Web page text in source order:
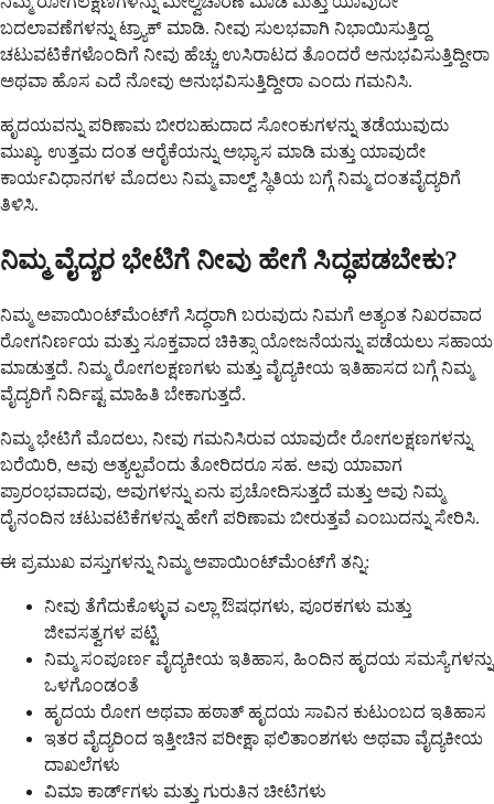
ಬದಲಾವಣೆಗಳನ್ನು ಟ್ರ್ಯಾಕ್ ಮಾಡಿ. ನೀವು ಸುಲಭವಾಗಿ ನಿಭಾಯಿಸುತ್ತಿದ್ದ
ಚಟುವಟಿಕೆಗಳೊಂದಿಗೆ ನೀವು ಹೆಚ್ಚು ಉಸಿರಾಟದ ತೊಂದರೆ ಅನುಭವಿಸುತ್ತಿದ್ದೀರಾ
ಅಥವಾ ಹೊಸ ಎದೆ ನೋವು ಅನುಭವಿಸುತ್ತಿದ್ದೀರಾ ಎಂದು ಗಮನಿಸಿ.
ಹೃದಯವನ್ನು ಪರಿಣಾಮ ಬೀರಬಹುದಾದ ಸೋಂಕುಗಳನ್ನು ತಡೆಯುವುದು
ಮುಖ್ಯ. ಉತ್ತಮ ದಂತ ಆರೈಕೆಯನ್ನು ಅಭ್ಯಾಸ ಮಾಡಿ ಮತ್ತು ಯಾವುದೇ
ಕಾರ್ಯವಿಧಾನಗಳ ಮೊದಲು ನಿಮ್ಮ ವಾಲ್ವ್ ಸ್ಥಿತಿಯ ಬಗ್ಗೆ ನಿಮ್ಮ ದಂತವೈದ್ಯರಿಗೆ
ತಿಳಿಸಿ.
ನಿಮ್ಮ ವೈದ್ಯರ ಭೇಟಿಗೆ ನೀವು ಹೇಗೆ ಸಿದ್ಧಪಡಬೇಕು?
ನಿಮ್ಮ ಅಪಾಯಿಂಟ್‌ಮೆಂಟ್‌ಗೆ ಸಿದ್ಧರಾಗಿ ಬರುವುದು ನಿಮಗೆ ಅತ್ಯಂತ ನಿಖರವಾದ
ರೋಗನಿರ್ಣಯ ಮತ್ತು ಸೂಕ್ತವಾದ ಚಿಕಿತ್ಸಾ ಯೋಜನೆಯನ್ನು ಪಡೆಯಲು ಸಹಾಯ
ಮಾಡುತ್ತದೆ. ನಿಮ್ಮ ರೋಗಲಕ್ಷಣಗಳು ಮತ್ತು ವೈದ್ಯಕೀಯ ಇತಿಹಾಸದ ಬಗ್ಗೆ ನಿಮ್ಮ
ವೈದ್ಯರಿಗೆ ನಿರ್ದಿಷ್ಟ ಮಾಹಿತಿ ಬೇಕಾಗುತ್ತದೆ.
ನಿಮ್ಮ ಭೇಟಿಗೆ ಮೊದಲು, ನೀವು ಗಮನಿಸಿರುವ ಯಾವುದೇ ರೋಗಲಕ್ಷಣಗಳನ್ನು
ಬರೆಯಿರಿ, ಅವು ಅತ್ಯಲ್ಪವೆಂದು ತೋರಿದರೂ ಸಹ. ಅವು ಯಾವಾಗ
ಪ್ರಾರಂಭವಾದವು, ಅವುಗಳನ್ನು ಏನು ಪ್ರಚೋದಿಸುತ್ತದೆ ಮತ್ತು ಅವು ನಿಮ್ಮ
ದೈನಂದಿನ ಚಟುವಟಿಕೆಗಳನ್ನು ಹೇಗೆ ಪರಿಣಾಮ ಬೀರುತ್ತವೆ ಎಂಬುದನ್ನು ಸೇರಿಸಿ.
ಈ ಪ್ರಮುಖ ವಸ್ತುಗಳನ್ನು ನಿಮ್ಮ ಅಪಾಯಿಂಟ್‌ಮೆಂಟ್‌ಗೆ ತನ್ನಿ:
ನೀವು ತೆಗೆದುಕೊಳ್ಳುವ ಎಲ್ಲಾ ಔಷಧಗಳು, ಪೂರಕಗಳು ಮತ್ತು
ಜೀವಸತ್ವಗಳ ಪಟ್ಟಿ
ನಿಮ್ಮ ಸಂಪೂರ್ಣ ವೈದ್ಯಕೀಯ ಇತಿಹಾಸ, ಹಿಂದಿನ ಹೃದಯ ಸಮಸ್ಯೆಗಳನ್ನು
ಒಳಗೊಂಡಂತೆ
ಹೃದಯ ರೋಗ ಅಥವಾ ಹಠಾತ್ ಹೃದಯ ಸಾವಿನ ಕುಟುಂಬದ ಇತಿಹಾಸ
ಇತರ ವೈದ್ಯರಿಂದ ಇತ್ತೀಚಿನ ಪರೀಕ್ಷಾ ಫಲಿತಾಂಶಗಳು ಅಥವಾ ವೈದ್ಯಕೀಯ
ದಾಖಲೆಗಳು
ವಿಮಾ ಕಾರ್ಡ್‌ಗಳು ಮತ್ತು ಗುರುತಿನ ಚೀಟಿಗಳು